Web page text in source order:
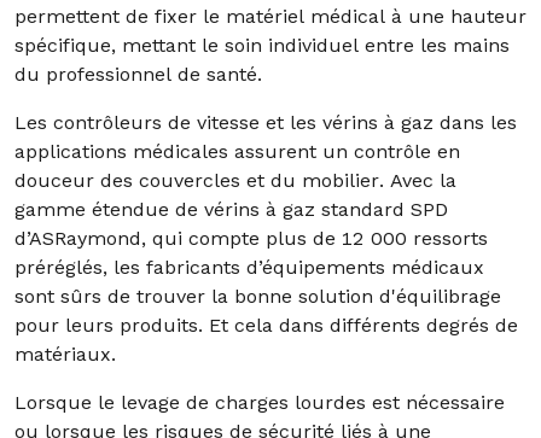
permettent de fixer le matériel médical à une hauteur
spécifique, mettant le soin individuel entre les mains
du professionnel de santé.
Les contrôleurs de vitesse et les vérins à gaz dans les
applications médicales assurent un contrôle en
douceur des couvercles et du mobilier. Avec la
gamme étendue de vérins à gaz standard SPD
d’ASRaymond, qui compte plus de 12 000 ressorts
préréglés, les fabricants d’équipements médicaux
sont sûrs de trouver la bonne solution d'équilibrage
pour leurs produits. Et cela dans différents degrés de
matériaux.
Lorsque le levage de charges lourdes est nécessaire
ou lorsque les risques de sécurité liés à une